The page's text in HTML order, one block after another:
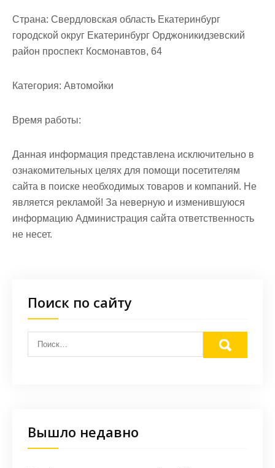
Страна: Свердловская область Екатеринбург
городской округ Екатеринбург Орджоникидзевский
район проспект Космонавтов, 64
Категория: Автомойки
Время работы:
Данная информация представлена исключительно в
ознакомительных целях для помощи посетителям
сайта в поиске необходимых товаров и компаний. Не
является рекламой! За неверную и изменившуюся
информацию Администрация сайта ответственность
не несет.
Поиск по сайту
Вышло недавно